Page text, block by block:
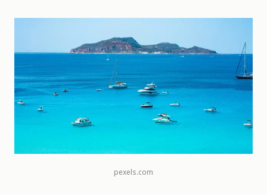
pexels.com